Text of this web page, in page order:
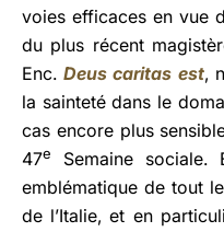
voies efficaces en vue
du plus récent
Enc. Deus caritas est,
la sainteté dans le
cas encore plus
47e
Semaine
emblématique de tout
de l’Italie, et en